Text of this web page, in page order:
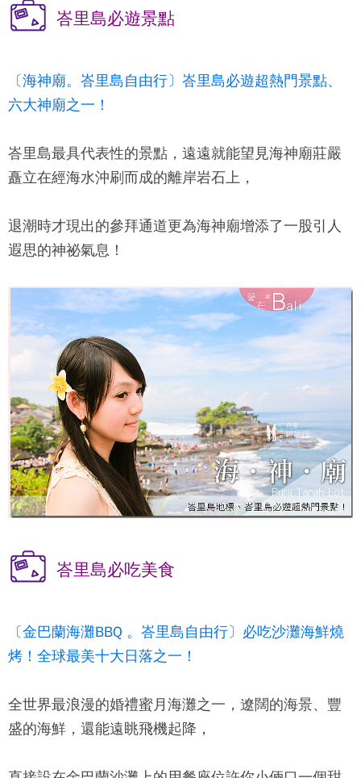
峇里島必遊景點
〔海神廟。峇里島自由行〕峇里島必遊超熱門景點、
六大神廟之一！
峇里島最具代表性的景點，遠遠就能望見海神廟莊嚴
矗立在經海水沖刷而成的離岸岩石上，
退潮時才現出的參拜通道更為海神廟增添了一股引人
遐思的神祕氣息！
峇里島必吃美食
〔金巴蘭海灘BBQ 。峇里島自由行〕必吃沙灘海鮮燒
烤！全球最美十大日落之一！
全世界最浪漫的婚禮蜜月海灘之一，遼闊的海景、豐
盛的海鮮，還能遠眺飛機起降，